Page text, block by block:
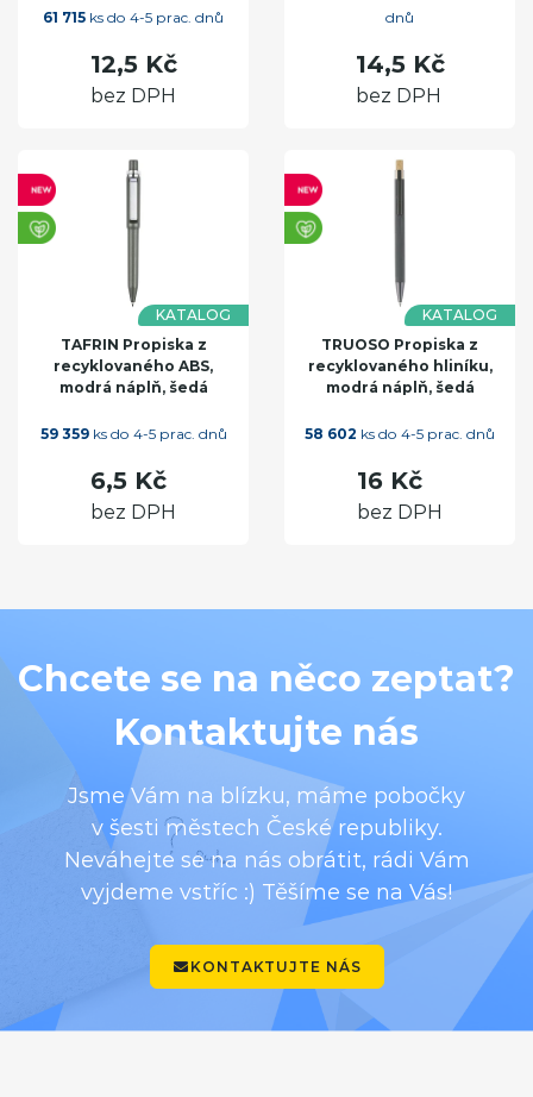
61 715 ks do 4-5 prac. dnů
12,5 Kč
bez DPH
dnů
14,5 Kč
bez DPH
KATALOG
TAFRIN Propiska z
recyklovaného ABS,
modrá náplň, šedá
59 359ks do 4-5 prac. dnů
6,5 Kč
bez DPH
KATALOG
TRUOSO Propiska z
recyklovaného hliníku,
modrá náplň, šedá
58 602 ks do 4-5 prac. dnů
16 Kč
bez DPH
Chcete se na něco zeptat?
Kontaktujte nás
Jsme Vám na blízku, máme pobočky
v šesti městech České republiky.
Neváhejte se na nás obrátit, rádi Vám
vyjdeme vstříc :) Těšíme se na Vás!
KONTAKTUJTE NÁS